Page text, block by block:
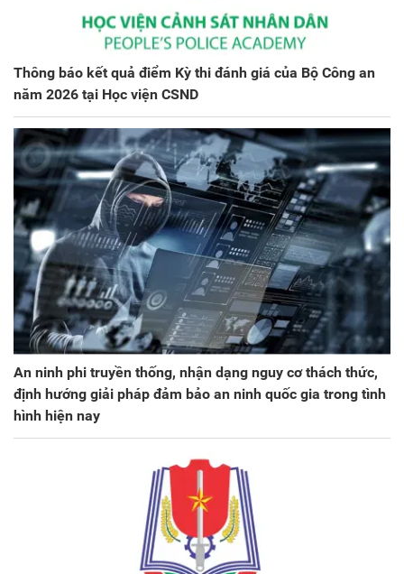
Thông báo kết quả điểm Kỳ thi đánh giá của Bộ Công an
năm 2026 tại Học viện CSND
An ninh phi truyền thống, nhận dạng nguy cơ thách thức,
định hướng giải pháp đảm bảo an ninh quốc gia trong tình
hình hiện nay